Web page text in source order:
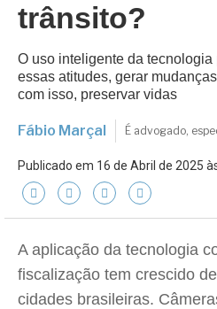
trânsito?
O uso inteligente da
essas atitudes, gerar
com isso, preservar vidas
Fábio Marçal É advogado,
Publicado em 16 de Abril de 2025
A aplicação da tecnologia
fiscalização tem crescido
cidades brasileiras.